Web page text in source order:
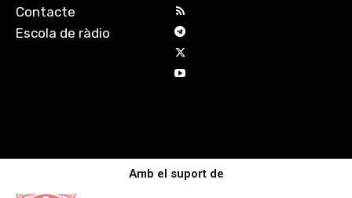
Contacte
Escola de ràdio
Amb el suport de